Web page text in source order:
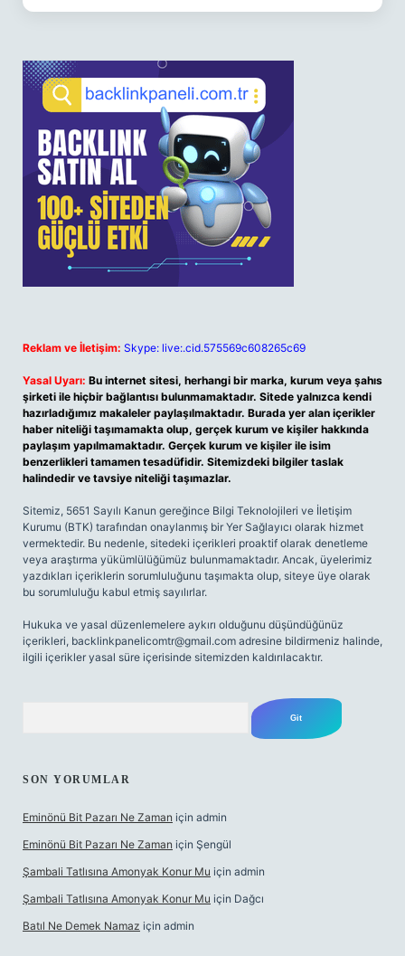
Reklam ve İletişim: Skype: live:.cid.575569c608265c69
Yasal Uyarı: Bu internet sitesi, herhangi bir marka, kurum veya şahıs
şirketi ile hiçbir bağlantısı bulunmamaktadır. Sitede yalnızca kendi
hazırladığımız makaleler paylaşılmaktadır. Burada yer alan içerikler
haber niteliği taşımamakta olup, gerçek kurum ve kişiler hakkında
paylaşım yapılmamaktadır. Gerçek kurum ve kişiler ile isim
benzerlikleri tamamen tesadüfidir. Sitemizdeki bilgiler taslak
halindedir ve tavsiye niteliği taşımazlar.
Sitemiz, 5651 Sayılı Kanun gereğince Bilgi Teknolojileri ve İletişim
Kurumu (BTK) tarafından onaylanmış bir Yer Sağlayıcı olarak hizmet
vermektedir. Bu nedenle, sitedeki içerikleri proaktif olarak denetleme
veya araştırma yükümlülüğümüz bulunmamaktadır. Ancak, üyelerimiz
yazdıkları içeriklerin sorumluluğunu taşımakta olup, siteye üye olarak
bu sorumluluğu kabul etmiş sayılırlar.
Hukuka ve yasal düzenlemelere aykırı olduğunu düşündüğünüz
içerikleri, backlinkpanelicomtr@gmail.com adresine bildirmeniz halinde,
ilgili içerikler yasal süre içerisinde sitemizden kaldırılacaktır.
SON YORUMLAR
Eminönü Bit Pazarı Ne Zaman için admin
Eminönü Bit Pazarı Ne Zaman için Şengül
Şambali Tatlısına Amonyak Konur Mu için admin
Şambali Tatlısına Amonyak Konur Mu için Dağcı
Batıl Ne Demek Namaz için admin